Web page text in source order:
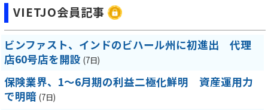
VIETJO会員記事
ビンファスト、インドのビハール州に初進出 代理
店60号店を開設 (7日)
保険業界、1～6月期の利益二極化鮮明 資産運用力
で明暗 (7日)